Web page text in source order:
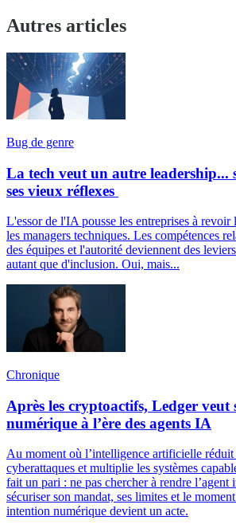
Autres articles
Bug de genre
La tech veut un autre leadership...
ses vieux réflexes
L'essor de l'IA pousse les entreprises à revoir
les managers techniques. Les compétences
des équipes et l'autorité deviennent des
autant que d'inclusion. Oui, mais...
Chronique
Après les cryptoactifs, Ledger veut
numérique à l’ère des agents IA
Au moment où l’intelligence artificielle réduit
cyberattaques et multiplie les systèmes
fait un pari : ne pas chercher à rendre
sécuriser son mandat, ses limites et le
intention numérique devient un acte.